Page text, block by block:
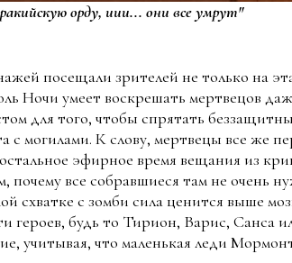
орду, иии... они все умрут"
посещали зрителей не только на
Ночи умеет воскрешать мертвецов
для того, чтобы спрятать
могилами. К слову, мертвецы все же
эфирное время вещания из
почему все собравшиеся там не очень
схватке с зомби сила ценится выше
героев, будь то Тирион, Варис, Санса
учитывая, что маленькая леди